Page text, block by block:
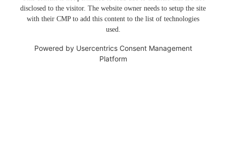
disclosed to the visitor. The website owner needs to setup the site
with their CMP to add this content to the list of technologies
used.
Powered by Usercentrics Consent Management
Platform